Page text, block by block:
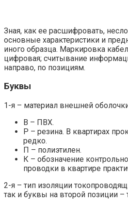
Зная, как ее расшифровать,
основные характеристики и
иного образца. Маркировка
цифровая; считывание
направо, по позициям.
Буквы
1-я – материал внешней
В – ПВХ.
Р – резина. В квартирах
редко.
П – полиэтилен.
К – обозначение
проводки в квартире
2-я – тип изоляции
так и буквы на второй позиции